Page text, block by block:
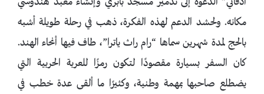
مكانه. ولحشد الدعم لهذه الفكرة، ذهب في رحلة طويلة أشبه
بالحج لمدة شهرين سماها “رام راث ياترا”، طاف فيها أنحاء الهند.
كان السفر بسيارة مقصودًا لتكون رمزًا للعربة الحربية التي
يضطلع صاحبها بمهمة وطنية، وكثيرًا ما ألقى عدة خطب في